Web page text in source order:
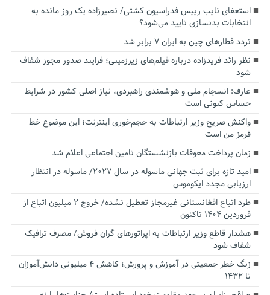
استعفای نایب رییس فدراسیون کشتی/ نصیرزاده یک روز مانده به
انتخابات بدنسازی تایید می‌شود؟
تردد قطارهای چین به ایران ۷ برابر شد
نظر رائد فریدزاده درباره فیلم‌های زیرزمینی؛ فرایند صدور مجوز شفاف
شود
عارف: انسجام ملی و هوشمندی راهبردی، نیاز اصلی کشور در شرایط
حساس کنونی است
واکنش صریح وزیر ارتباطات به حجم‌خوری اینترنت؛ این موضوع خط
قرمز من است
زمان پرداخت معوقات بازنشستگان تامین اجتماعی اعلام شد
امید تازه برای ثبت جهانی ماسوله در سال ۲۰۲۷/ ماسوله در انتظار
ارزیابی مجدد ایکوموس
طرد اتباع افغانستانی غیرمجاز تعطیل نشده/ خروج ۲ میلیون اتباع از
فروردین ۱۴۰۴ تاکنون
هشدار قاطع وزیر ارتباطات به اپراتورهای گران فروش/ مصرف ترافیک
شفاف شود
زنگ خطر جمعیتی در آموزش و پرورش؛ کاهش ۴ میلیونی دانش‌آموزان
تا ۱۴۳۲